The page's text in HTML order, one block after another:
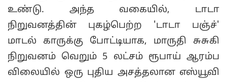
உண்டு. அந்த வகையில், டாடா
நிறுவனத்தின் புகழ்பெற்ற 'டாடா பஞ்ச்'
மாடல் காருக்கு போட்டியாக, மாருதி சுசுகி
நிறுவனம் வெறும் 5 லட்சம் ரூபாய் ஆரம்ப
விலையில் ஒரு புதிய அசத்தலான எஸ்யூவி